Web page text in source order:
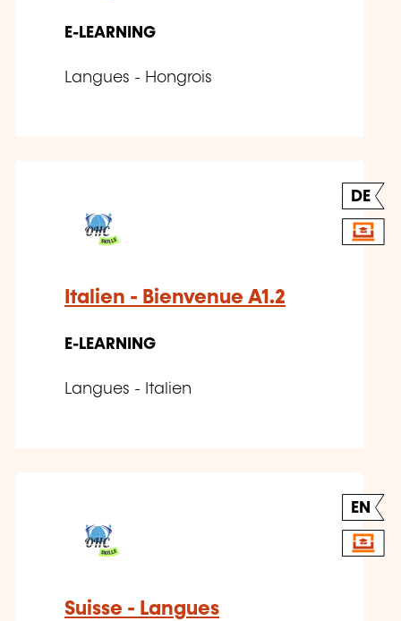
E-LEARNING
Langues - Hongrois
DE
Italien - Bienvenue A1.2
E-LEARNING
Langues - Italien
EN
Suisse - Langues